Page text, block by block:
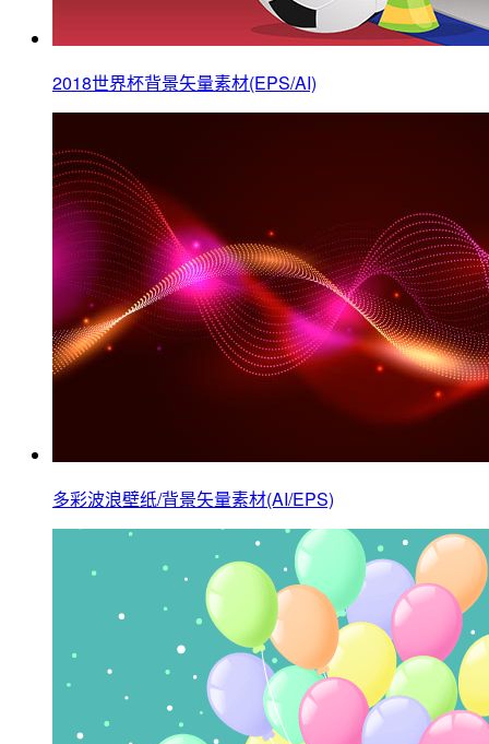
2018世界杯背景矢量素材(EPS/AI)
多彩波浪壁纸/背景矢量素材(AI/EPS)